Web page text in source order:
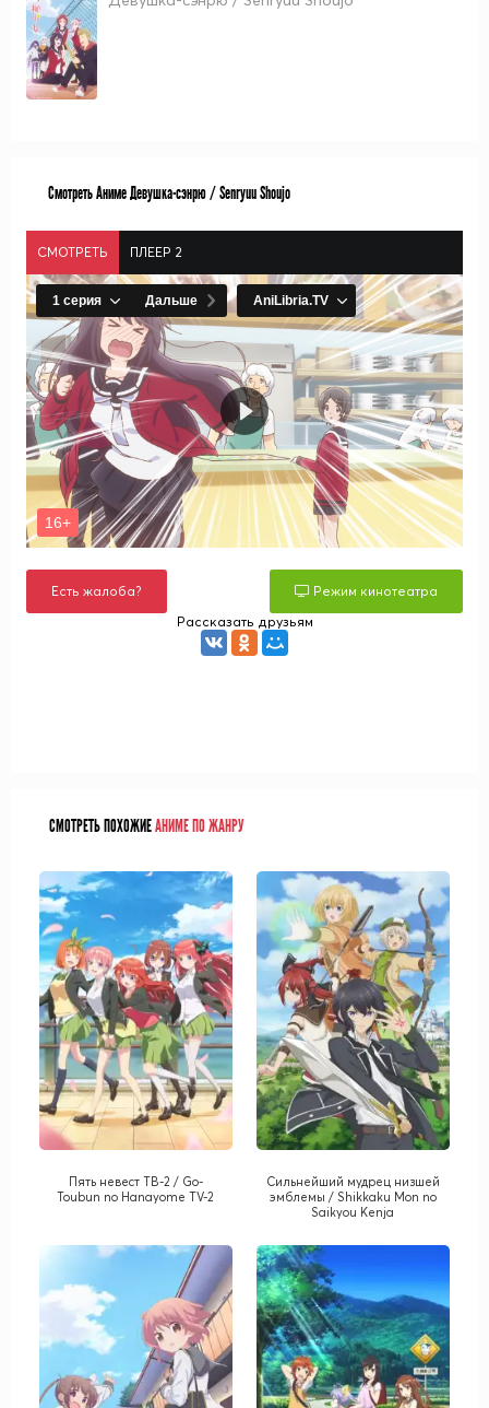
Смотреть Аниме Девушка-сэнрю / Senryuu Shoujo
СМОТРЕТЬ ПЛЕЕР 2
Есть жалоба?
Режим кинотеатра
Рассказать друзьям
СМОТРЕТЬ ПОХОЖИЕАНИМЕ ПО ЖАНРУ
Пять невест ТВ-2 / Go-
Toubun no Hanayome TV-2
Сильнейший мудрец низшей
эмблемы / Shikkaku Mon no
Saikyou Kenja